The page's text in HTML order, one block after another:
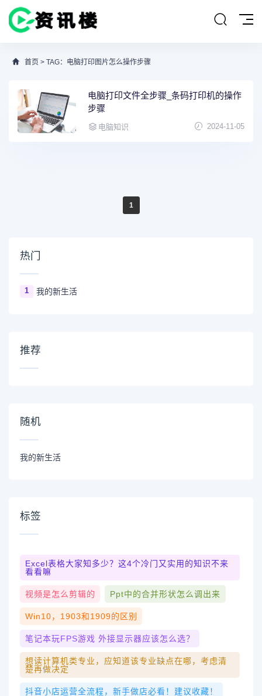
首页 > TAG：电脑打印图片怎么操作步骤
电脑打印文件全步骤_条码打印机的操作
步骤
电脑知识 2024-11-05
1
热门
1 我的新生活
推荐
随机
我的新生活
标签
Excel表格大家知多少？这4个冷门又实用的知识不来
看看嘛
视频是怎么剪辑的 Ppt中的合并形状怎么调出来
Win10，1903和1909的区别
笔记本玩FPS游戏 外接显示器应该怎么选？
想读计算机类专业，应知道该专业缺点在哪，考虑清
楚再做决定
抖音小店运营全流程，新手做店必看！建议收藏！